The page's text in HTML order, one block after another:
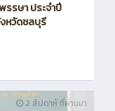
รรษา ประจำปี
หวัดชลบุรี
2 สัปดาห์ ที่ผ่านมา